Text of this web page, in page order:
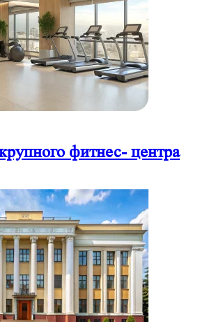
фитнес- центра